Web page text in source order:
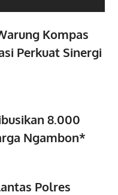
Kompas
Perkuat Sinergi
8.000
Ngambon*
Polres